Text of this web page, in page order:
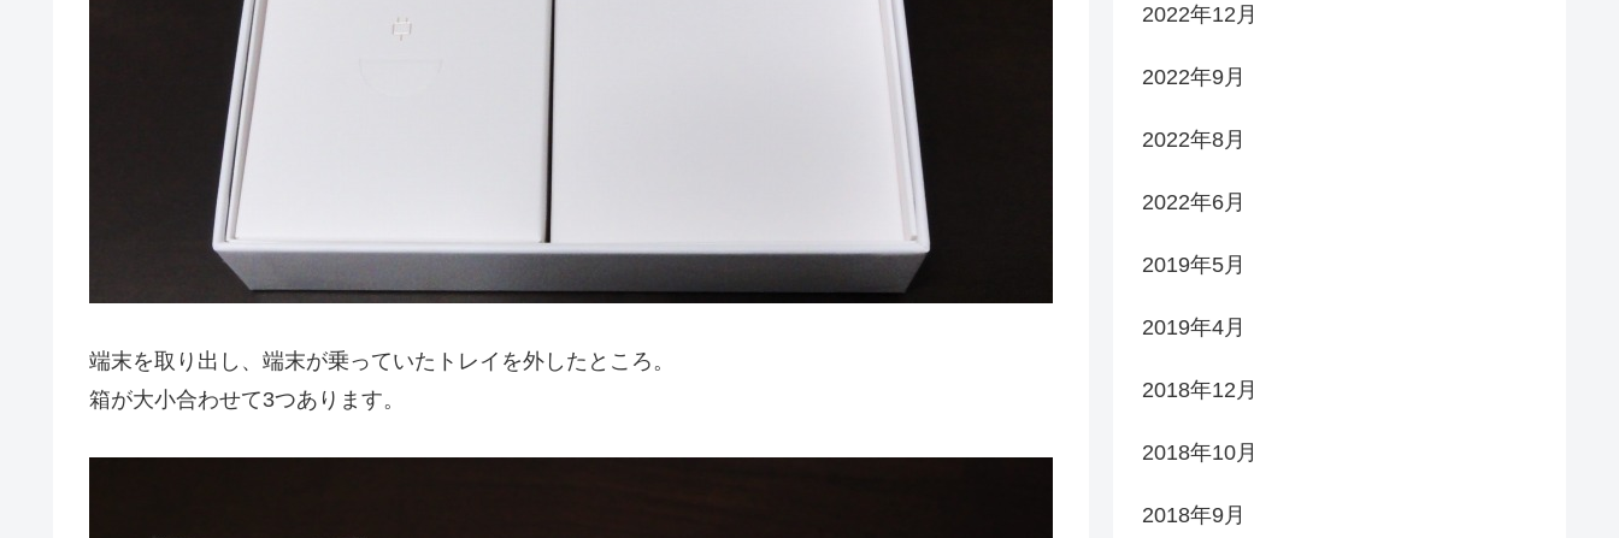
端末を取り出し、端末が乗っていたトレイを外したところ。
箱が大小合わせて3つあります。
2022年12月
2022年9月
2022年8月
2022年6月
2019年5月
2019年4月
2018年12月
2018年10月
2018年9月